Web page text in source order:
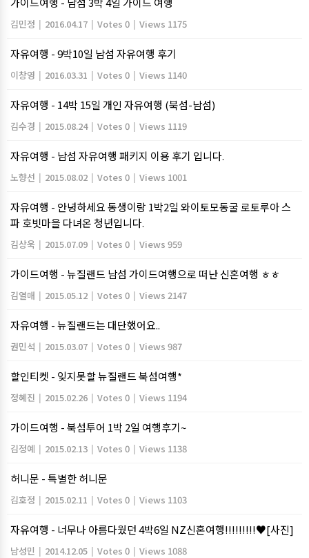
김민정 | 2016.04.17 | Votes 0 | Views 1175
자유여행 - 9박10일 남섬 자유여행 후기
이창영 | 2016.03.31 | Votes 0 | Views 1140
자유여행 - 14박 15일 개인 자유여행 (북섬-남섬)
김수경 | 2015.08.24 | Votes 0 | Views 1119
자유여행 - 남섬 자유여행 패키지 이용 후기 입니다.
노향선 | 2015.08.02 | Votes 0 | Views 1001
자유여행 - 안녕하세요 동생이랑 1박2일 와이토모동굴 로토루아 스
파 호빗마을 다녀온 청년입니다.
김상욱 | 2015.07.09 | Votes 0 | Views 959
가이드여행 - 뉴질랜드 남섬 가이드여행으로 떠난 신혼여행 ㅎㅎ
김열매 | 2015.05.12 | Votes 0 | Views 2147
자유여행 - 뉴질랜드는 대단했어요..
권민석 | 2015.03.07 | Votes 0 | Views 987
할인티켓 - 잊지못할 뉴질랜드 북섬여행*
정혜진 | 2015.02.26 | Votes 0 | Views 1194
가이드여행 - 북섬투어 1박 2일 여행후기~
김정예 | 2015.02.13 | Votes 0 | Views 1138
허니문 - 특별한 허니문
김호정 | 2015.02.11 | Votes 0 | Views 1103
자유여행 - 너무나 아름다웠던 4박6일 NZ신혼여행!!!!!!!!!♥[사진]
남성민 | 2014.12.05 | Votes 0 | Views 1088